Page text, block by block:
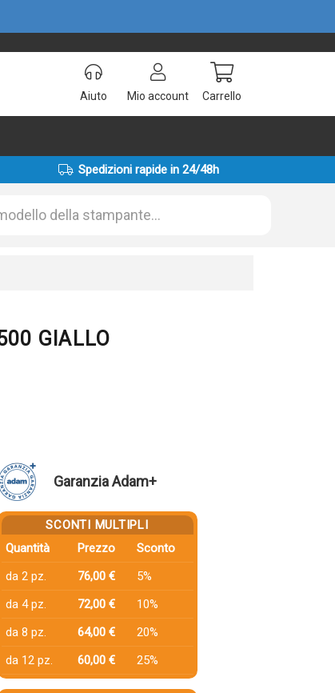
Aiuto Mio account Carrello
Spedizioni rapide in 24/48h
GIALLO
Garanzia Adam+
SCONTI MULTIPLI
Quantità
Prezzo
Sconto
da 2 pz.
76,00 €
5%
da 4 pz.
72,00 €
10%
da 8 pz.
64,00 €
20%
da 12 pz.
60,00 € 25%